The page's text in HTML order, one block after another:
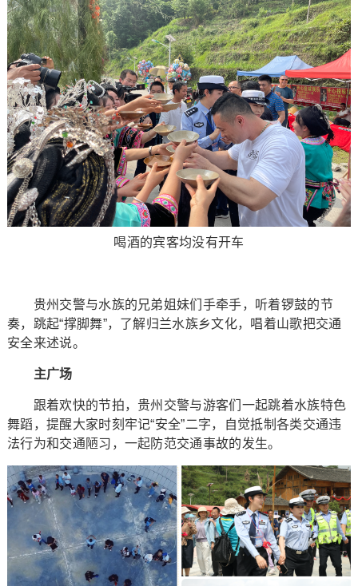
喝酒的宾客均没有开车
贵州交警与水族的兄弟姐妹们手牵手，听着锣鼓的节
奏，跳起“撑脚舞”，了解归兰水族乡文化，唱着山歌把交通
安全来述说。
主广场
跟着欢快的节拍，贵州交警与游客们一起跳着水族特色
舞蹈，提醒大家时刻牢记“安全”二字，自觉抵制各类交通违
法行为和交通陋习，一起防范交通事故的发生。